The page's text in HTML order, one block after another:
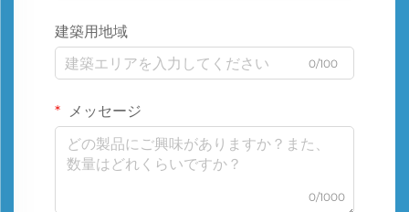
建築用地域
0/100
メッセージ
0/1000